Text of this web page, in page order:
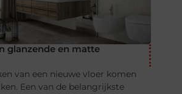
glanzende en matte
van een nieuwe vloer komen
Een van de belangrijkste